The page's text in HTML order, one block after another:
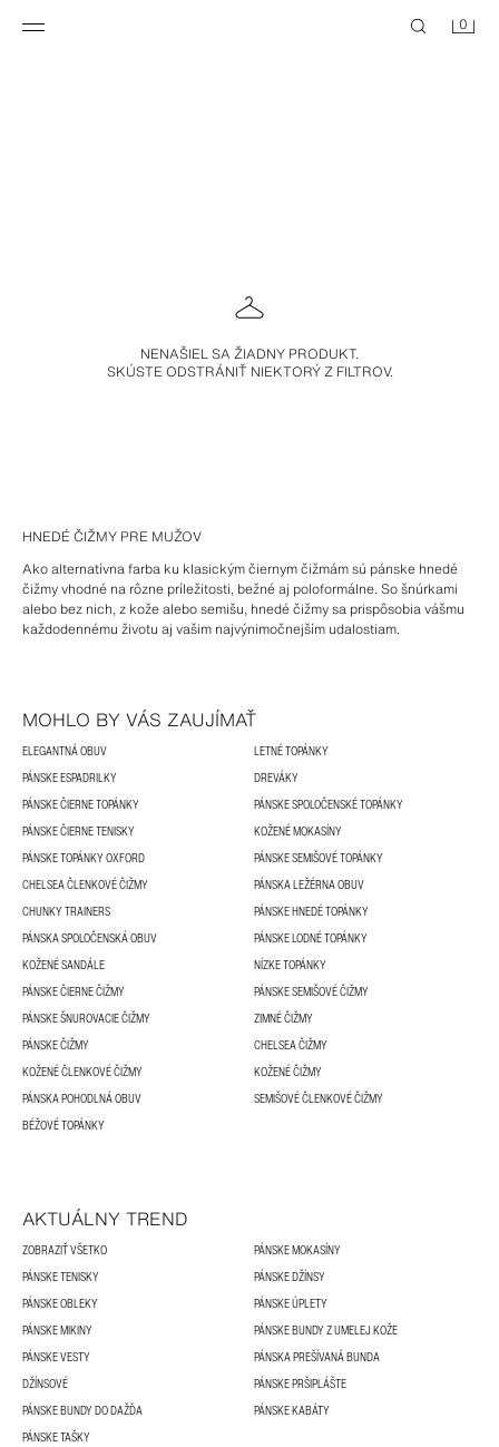
0
NENAŠIEL SA ŽIADNY PRODUKT.
SKÚSTE ODSTRÁNIŤ NIEKTORÝ Z FILTROV.
HNEDÉ ČIŽMY PRE MUŽOV
Ako alternatívna farba ku klasickým čiernym čižmám sú pánske hnedé
čižmy vhodné na rôzne príležitosti, bežné aj poloformálne. So šnúrkami
alebo bez nich, z kože alebo semišu, hnedé čižmy sa prispôsobia vášmu
každodennému životu aj vašim najvýnimočnejším udalostiam.
MOHLO BY VÁS ZAUJÍMAŤ
ELEGANTNÁ OBUV
LETNÉ TOPÁNKY
PÁNSKE ESPADRILKY
DREVÁKY
PÁNSKE ČIERNE TOPÁNKY
PÁNSKE SPOLOČENSKÉ TOPÁNKY
PÁNSKE ČIERNE TENISKY
KOŽENÉ MOKASÍNY
PÁNSKE TOPÁNKY OXFORD
PÁNSKE SEMIŠOVÉ TOPÁNKY
CHELSEA ČLENKOVÉ ČIŽMY
PÁNSKA LEŽÉRNA OBUV
CHUNKY TRAINERS
PÁNSKE HNEDÉ TOPÁNKY
PÁNSKA SPOLOČENSKÁ OBUV
PÁNSKE LODNÉ TOPÁNKY
KOŽENÉ SANDÁLE
NÍZKE TOPÁNKY
PÁNSKE ČIERNE ČIŽMY
PÁNSKE SEMIŠOVÉ ČIŽMY
PÁNSKE ŠNUROVACIE ČIŽMY
ZIMNÉ ČIŽMY
PÁNSKE ČIŽMY
CHELSEA ČIŽMY
KOŽENÉ ČLENKOVÉ ČIŽMY
KOŽENÉ ČIŽMY
PÁNSKA POHODLNÁ OBUV
SEMIŠOVÉ ČLENKOVÉ ČIŽMY
BÉŽOVÉ TOPÁNKY
AKTUÁLNY TREND
ZOBRAZIŤ VŠETKO
PÁNSKE MOKASÍNY
PÁNSKE TENISKY
PÁNSKE DŽÍNSY
PÁNSKE OBLEKY
PÁNSKE ÚPLETY
PÁNSKE MIKINY
PÁNSKE BUNDY Z UMELEJ KOŽE
PÁNSKE VESTY
PÁNSKA PREŠÍVANÁ BUNDA
DŽÍNSOVÉ
PÁNSKE PRŠIPLÁŠTE
PÁNSKE BUNDY DO DAŽĎA
PÁNSKE KABÁTY
PÁNSKE TAŠKY